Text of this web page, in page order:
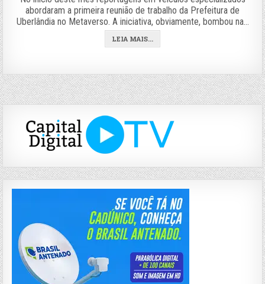
abordaram a primeira reunião de trabalho da Prefeitura de
Uberlândia no Metaverso. A iniciativa, obviamente, bombou na…
LEIA MAIS...